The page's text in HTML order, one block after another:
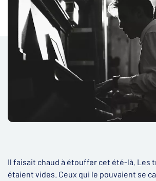
Il faisait chaud à étouffer cet été-là. Les
étaient vides. Ceux qui le pouvaient se